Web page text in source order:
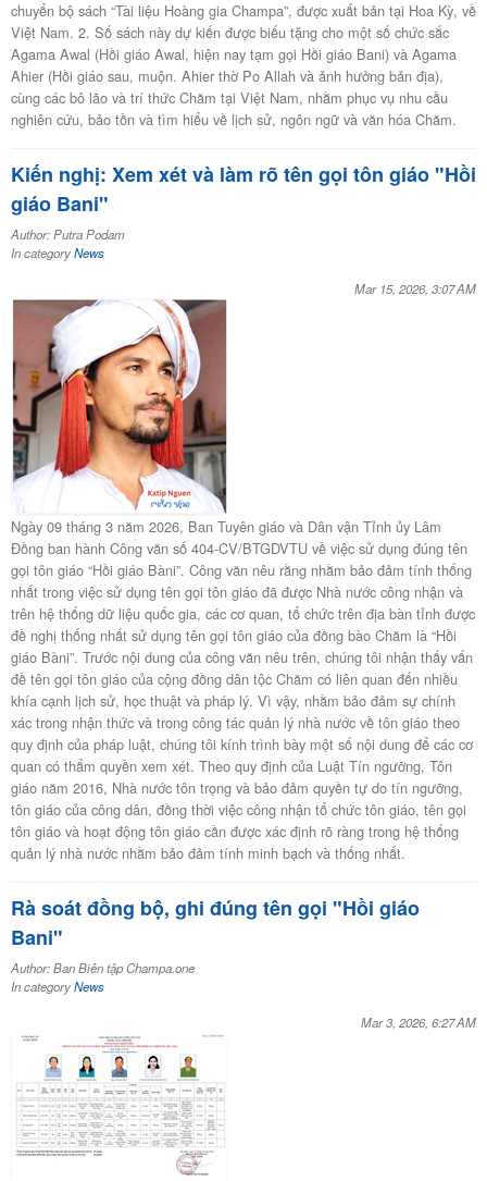
chuyển bộ sách “Tài liệu Hoàng gia Champa”, được xuất bản tại Hoa Kỳ, về
Việt Nam. 2. Số sách này dự kiến được biếu tặng cho một số chức sắc
Agama Awal (Hồi giáo Awal, hiện nay tạm gọi Hồi giáo Bani) và Agama
Ahier (Hồi giáo sau, muộn. Ahier thờ Po Allah và ảnh hưởng bản địa),
cùng các bô lão và trí thức Chăm tại Việt Nam, nhằm phục vụ nhu cầu
nghiên cứu, bảo tồn và tìm hiểu về lịch sử, ngôn ngữ và văn hóa Chăm.
Kiến nghị: Xem xét và làm rõ tên gọi tôn giáo "Hồi
giáo Bani"
Author: Putra Podam
In categoryNews
Mar 15, 2026, 3:07 AM
Ngày 09 tháng 3 năm 2026, Ban Tuyên giáo và Dân vận Tỉnh ủy Lâm
Đồng ban hành Công văn số 404-CV/BTGDVTU về việc sử dụng đúng tên
gọi tôn giáo “Hồi giáo Bàni”. Công văn nêu rằng nhằm bảo đảm tính thống
nhất trong việc sử dụng tên gọi tôn giáo đã được Nhà nước công nhận và
trên hệ thống dữ liệu quốc gia, các cơ quan, tổ chức trên địa bàn tỉnh được
đề nghị thống nhất sử dụng tên gọi tôn giáo của đồng bào Chăm là “Hồi
giáo Bàni”. Trước nội dung của công văn nêu trên, chúng tôi nhận thấy vấn
đề tên gọi tôn giáo của cộng đồng dân tộc Chăm có liên quan đến nhiều
khía cạnh lịch sử, học thuật và pháp lý. Vì vậy, nhằm bảo đảm sự chính
xác trong nhận thức và trong công tác quản lý nhà nước về tôn giáo theo
quy định của pháp luật, chúng tôi kính trình bày một số nội dung để các cơ
quan có thẩm quyền xem xét. Theo quy định của Luật Tín ngưỡng, Tôn
giáo năm 2016, Nhà nước tôn trọng và bảo đảm quyền tự do tín ngưỡng,
tôn giáo của công dân, đồng thời việc công nhận tổ chức tôn giáo, tên gọi
tôn giáo và hoạt động tôn giáo cần được xác định rõ ràng trong hệ thống
quản lý nhà nước nhằm bảo đảm tính minh bạch và thống nhất.
Rà soát đồng bộ, ghi đúng tên gọi "Hồi giáo
Bani"
Author: Ban Biên tập Champa.one
In categoryNews
Mar 3, 2026, 6:27 AM